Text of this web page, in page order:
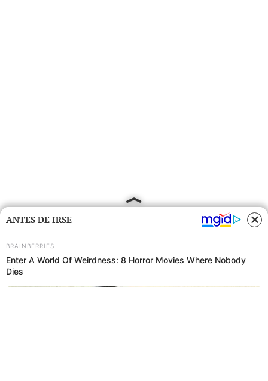
ANTES DE IRSE